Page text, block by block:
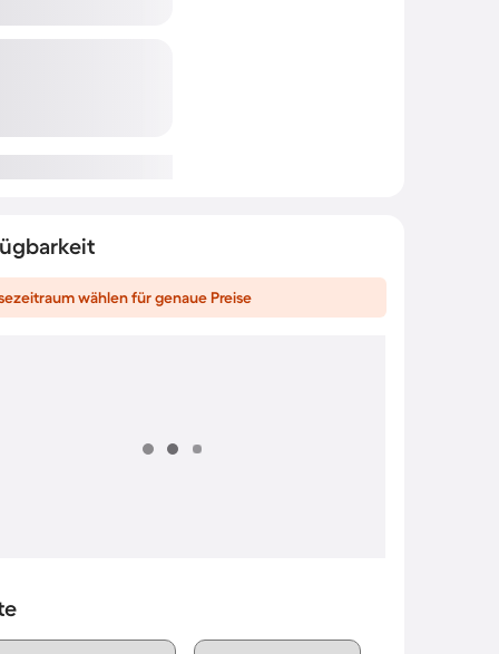
wählen für genaue Preise